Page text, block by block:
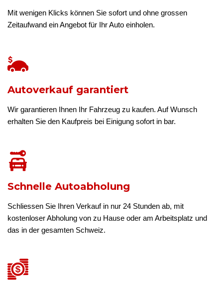
Mit wenigen Klicks können Sie sofort und ohne grossen
Zeitaufwand ein Angebot für Ihr Auto einholen.
Autoverkauf garantiert
Wir garantieren Ihnen Ihr Fahrzeug zu kaufen. Auf Wunsch
erhalten Sie den Kaufpreis bei Einigung sofort in bar.
Schnelle Autoabholung
Schliessen Sie Ihren Verkauf in nur 24 Stunden ab, mit
kostenloser Abholung von zu Hause oder am Arbeitsplatz und
das in der gesamten Schweiz.